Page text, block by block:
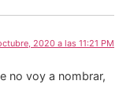
2020 a las 11:21 PM
no voy a nombrar,